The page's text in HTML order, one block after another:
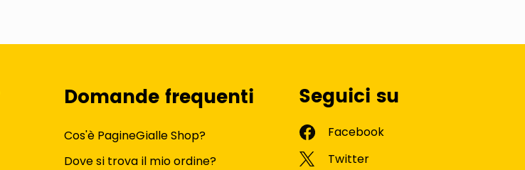
Domande frequenti
Cos'è PagineGialle Shop?
Dove si trova il mio ordine?
Seguici su